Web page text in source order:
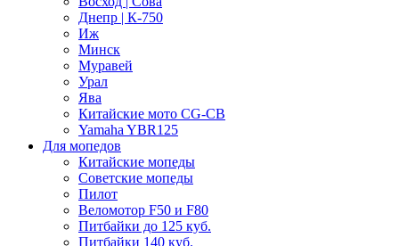
Днепр | К-750
Иж
Минск
Муравей
Урал
Ява
Китайские мото CG-CB
Yamaha YBR125
Для мопедов
Китайские мопеды
Советские мопеды
Пилот
Веломотор F50 и F80
Питбайки до 125 куб.
Питбайки 140 куб.